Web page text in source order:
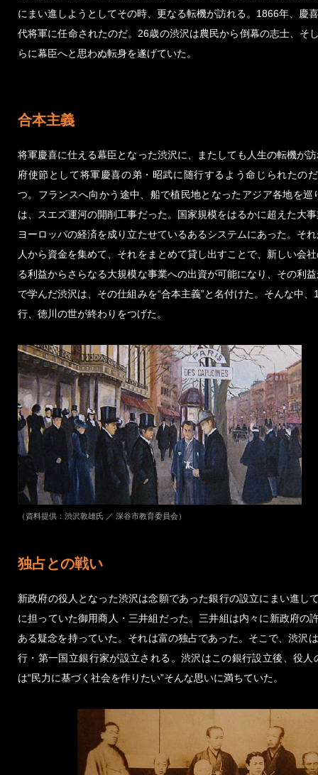
にまい進しようとしてその時、更なる転機が訪れる。1866年、慶
代将軍に任命されたのだ。26歳の渋沢は農民から倒幕の志士、そ
らに幕臣へと思わぬ転身を遂げていた。
合本主義
将軍慶喜に仕える幕臣となった渋沢に、またしても人生の転機が
府使節として将軍慶喜の弟・昭武に随行するよう命じられたの
つ。フランスへ向かう途中、船で植民地となったアジア各地を
は、スエズ運河の開削工事だった。国家規模をはるかに超えた大
ヨーロッパの経済を成り立たせているあるシステムにあった。そ
人から資金を集めて、それをまとめて貸し出すことで、新しい会
る利益からさらなる大規模な事業への出資が可能になり、その利
で学んだ渋沢は、その仕組みを“合本主義”と名付けた。そんな中
行、徳川の世が終わりをつげた。
（資料提供：渋沢敦雄氏 ／ 深谷市教育委員会）
独占との戦い
新政府の役人となった渋沢は念願であった銀行の設立にまい進
に担っていた御用商人・三井組だった。三井組は内々に新政府
ある疑念を持っていた。それは富の独占であった。そこで、渋沢
行・第一国立銀行家が設立される。渋沢はこの銀行設立後、役
は“民力に基づく社会を作りたい”そんな思いに満ちていた。